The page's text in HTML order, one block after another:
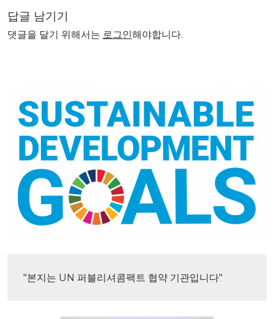
답글 남기기
댓글을 달기 위해서는 로그인해야합니다.
"본지는 UN 퍼블리셔콤팩트 협약 기관입니다"